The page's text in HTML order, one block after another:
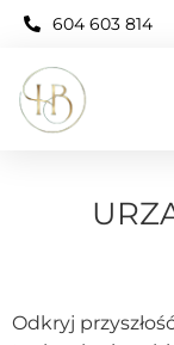
604 603 814
Odkryj